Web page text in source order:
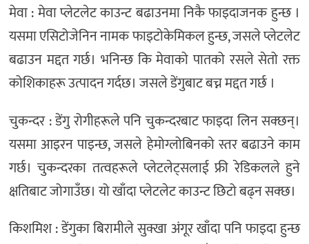
मेवा : मेवा प्लेटलेट काउन्ट बढाउनमा निकै फाइदाजनक हुन्छ ।
यसमा एसिटोजेनिन नामक फाइटोकेमिकल हुन्छ, जसले प्लेटलेट
बढाउन मद्दत गर्छ। भनिन्छ कि मेवाको पातको रसले सेतो रक्त
कोशिकाहरू उत्पादन गर्दछ। जसले डेंगुबाट बच्न मद्दत गर्छ ।
चुकन्दर : डेंगु रोगीहरूले पनि चुकन्दरबाट फाइदा लिन सक्छन्।
यसमा आइरन पाइन्छ, जसले हेमोग्लोबिनको स्तर बढाउने काम
गर्छ। चुकन्दरका तत्वहरूले प्लेटलेट्सलाई फ्री रेडिकलले हुने
क्षतिबाट जोगाउँछ। यो खाँदा प्लेटलेट काउन्ट छिटो बढ्न सक्छ।
किशमिश : डेंगुका बिरामीले सुक्खा अंगूर खाँदा पनि फाइदा हुन्छ